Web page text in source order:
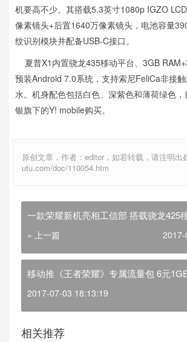
机要高不少。其搭载5.3英寸1080p IGZO
像素镜头+后置1640万像素镜头，电池容量
纹识别模块并配备USB-C接口。
夏普X1内置骁龙435移动平台、3GB
预装Android 7.0系统，支持索尼FeliCa非接
水。机身配色包括白色、深紫色和薄荷绿色
银旗下的Y! mobile购买。
原创文章，作者：editor，如若转载，请注明出
utu.com/doc/110054.htm
一款荣耀新机亮相工信部 搭载骁龙425
« 上一篇 2017-
移动推《王者荣耀》专属流量包 6元
2017-07-03 18:13:19
相关推荐